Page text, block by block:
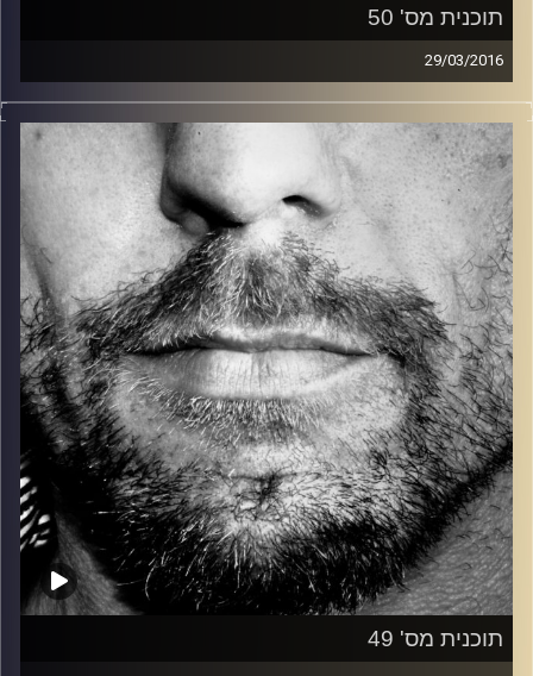
תוכנית מס' 50
29/03/2016
זיפים, מוזיקה מחוספסת של הופעות חיות. הרבה ג'אם, רוק,
בלוז, bluegrass, ג'אז, Fאנק, פרוגרסיב ואפילו אלקטרוניקה.
כל מה שחי, אמיתי ונושם.
עם שמוליק רגב.
קרדיט תמונות: David Goehring
תוכנית מס' 49